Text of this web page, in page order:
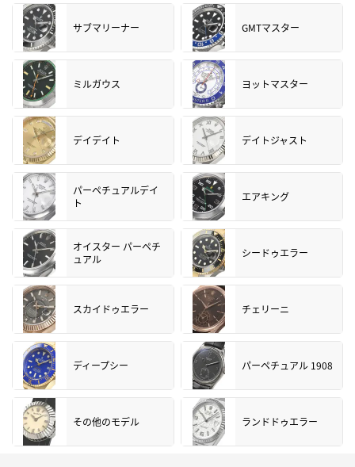
サブマリーナー GMTマスター
ミルガウス ヨットマスター
デイデイト デイトジャスト
パーペチュアルデイ
ト
エアキング
オイスター パーペチ
ュアル
シードゥエラー
スカイドゥエラー チェリーニ
ディープシー パーペチュアル 1908
その他のモデル ランドドゥエラー